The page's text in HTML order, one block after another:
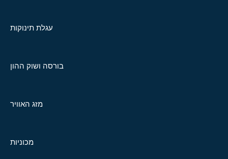
עגלת תינוקות
בורסה ושוק ההון
מזג האוויר
מכוניות